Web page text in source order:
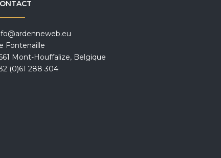
Fontenaille
Mont-Houffalize, Belgique
(0)61 288 304